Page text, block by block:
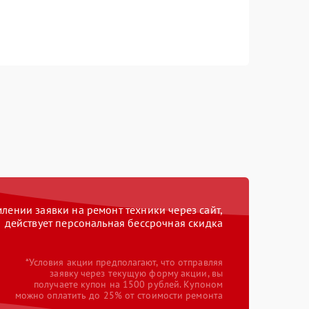
заявки на ремонт техники через сайт,
действует персональная бессрочная скидка
*Условия акции предполагают, что отправляя
заявку через текущую форму акции, вы
получаете купон на 1500 рублей. Купоном
можно оплатить до 25% от стоимости ремонта